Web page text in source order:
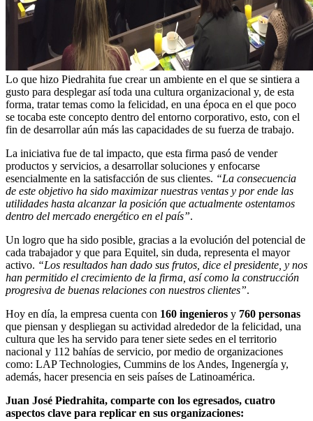
Lo que hizo Piedrahita fue crear un ambiente en el que se sintiera a
gusto para desplegar así toda una cultura organizacional y, de esta
forma, tratar temas como la felicidad, en una época en el que poco
se tocaba este concepto dentro del entorno corporativo, esto, con el
fin de desarrollar aún más las capacidades de su fuerza de trabajo.
La iniciativa fue de tal impacto, que esta firma pasó de vender
productos y servicios, a desarrollar soluciones y enfocarse
esencialmente en la satisfacción de sus clientes. “La consecuencia
de este objetivo ha sido maximizar nuestras ventas y por ende las
utilidades hasta alcanzar la posición que actualmente ostentamos
dentro del mercado energético en el país”.
Un logro que ha sido posible, gracias a la evolución del potencial de
cada trabajador y que para Equitel, sin duda, representa el mayor
activo. “Los resultados han dado sus frutos, dice el presidente, y nos
han permitido el crecimiento de la firma, así como la construcción
progresiva de buenas relaciones con nuestros clientes”.
Hoy en día, la empresa cuenta con 160 ingenieros y 760 personas
que piensan y despliegan su actividad alrededor de la felicidad, una
cultura que les ha servido para tener siete sedes en el territorio
nacional y 112 bahías de servicio, por medio de organizaciones
como: LAP Technologies, Cummins de los Andes, Ingenergía y,
además, hacer presencia en seis países de Latinoamérica.
Juan José Piedrahita, comparte con los egresados, cuatro
aspectos clave para replicar en sus organizaciones: